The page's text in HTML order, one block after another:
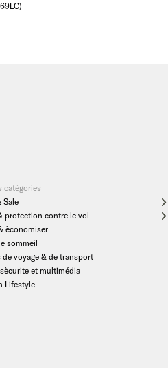
catégories
Sale
protection contre le vol
èconomiser
sommeil
voyage & de transport
et multimédia
Lifestyle